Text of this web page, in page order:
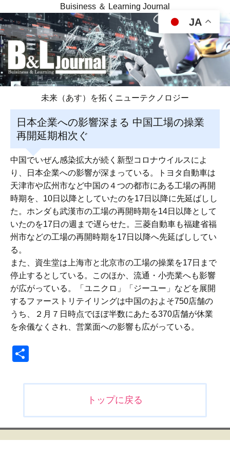
Buisiness ＆ Learning Journal
未来（あす）を拓くニューテクノロジー
日本企業への影響深まる 中国工場の操業
再開延期相次ぐ
中国でいぜん感染拡大が続く新型コロナウイルスによ
り、日本企業への影響が深まっている。トヨタ自動車は
天津市や広州市など中国の４つの都市にある工場の再開
時期を、10日以降としていたのを17日以降に先延ばしし
た。ホンダも武漢市の工場の再開時期を14日以降として
いたのを17日の週まで遅らせた。三菱自動車も福建省福
州市などの工場の再開時期を17日以降へ先延ばししてい
る。
また、資生堂は上海市と北京市の工場の操業を17日まで
停止するとしている。このほか、流通・小売業へも影響
が広がっている。「ユニクロ」「ジーユー」などを展開
するファーストリテイリングは中国のおよそ750店舗の
うち、２月７日時点でほぼ半数にあたる370店舗が休業
を余儀なくされ、営業面への影響も広がっている。
ビ
ゲ
トップに戻る
JA